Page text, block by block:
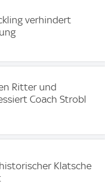
verhindert
Ritter und
Coach Strobl
Klatsche